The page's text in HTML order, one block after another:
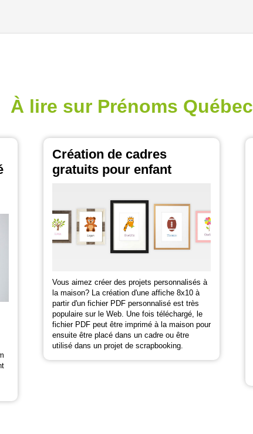
À lire sur Prénoms Québec
Création de cadres
gratuits pour enfant
Vous aimez créer des projets personnalisés à
la maison? La création d'une affiche 8x10 à
partir d'un fichier PDF personnalisé est très
populaire sur le Web. Une fois téléchargé, le
fichier PDF peut être imprimé à la maison pour
ensuite être placé dans un cadre ou être
utilisé dans un projet de scrapbooking.